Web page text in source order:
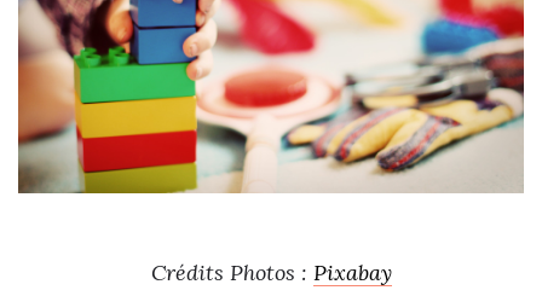
Crédits Photos : Pixabay